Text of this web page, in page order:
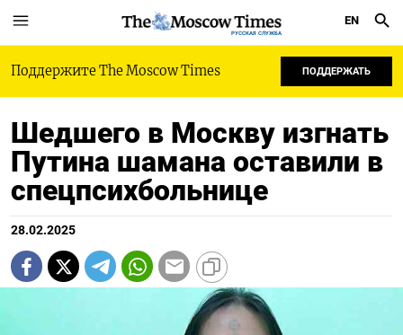
РУССКАЯ СЛУЖБА
EN
Поддержите The Moscow Times ПОДДЕРЖАТЬ
Шедшего в Москву изгнать
Путина шамана оставили в
спецпсихбольнице
28.02.2025